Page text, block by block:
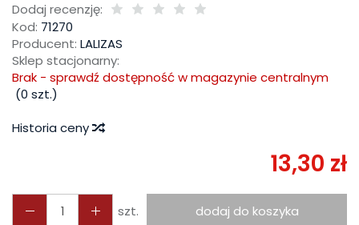
Dodaj recenzję:
Kod: 71270
Producent: LALIZAS
Sklep stacjonarny:
Brak - sprawdź dostępność w magazynie centralnym
(0 szt.)
Historia ceny
13,30 zł
szt. dodaj do koszyka